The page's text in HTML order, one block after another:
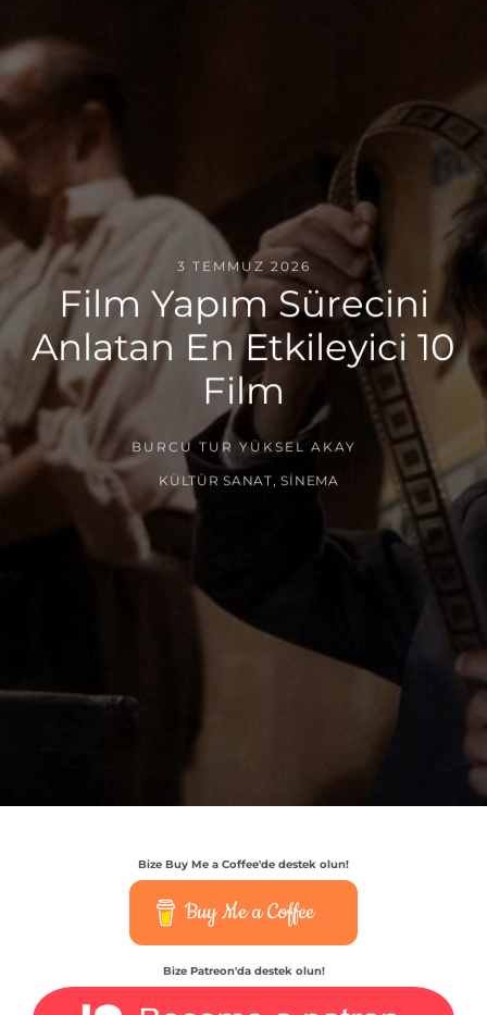
3 TEMMUZ 2026
Film Yapım Sürecini
Anlatan En Etkileyici 10
Film
BURCU TUR YÜKSEL AKAY
KÜLTÜR SANAT ,SINEMA
Bize Buy Me a Coffee'de destek olun!
Buy Me a Coffee
Bize Patreon'da destek olun!